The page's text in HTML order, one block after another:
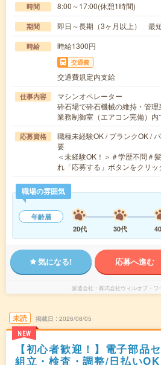
時間 8:00～17:00(休憩1時間)
期間 即日～長期（3ヶ月以上） 最
時給 時給1300円
交通費
交通費規定内支給
仕事内容
マシンオペレーター
砕石場で砕石機械の維持・管
業務制御室（エアコン完備）
応募資格
職種未経験OK / ブランクOK /
要
＜未経験OK！＞＃学歴不問＃
れ「応募する」ボタンをクリ
職場の雰囲気
年齢層
20代
30代
気になる! 応募へ進む
派遣会社 株式会社ウィルオブ・
未読
NEW
掲載日 2026/08/05
【初心者歓迎！】電子部品
組立・検査・調整/日払いOK